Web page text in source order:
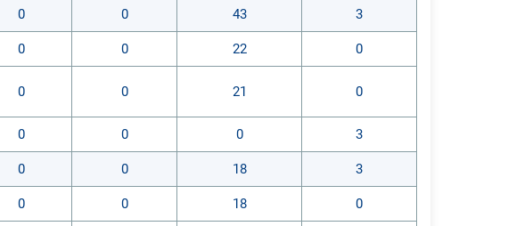
0 0 43 3
0 0 22 0
0 0 21 0
0 0 0 3
0 0 18 3
0 0 18 0